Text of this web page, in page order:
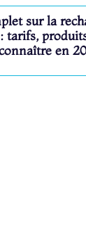
sur la
tarifs,
en